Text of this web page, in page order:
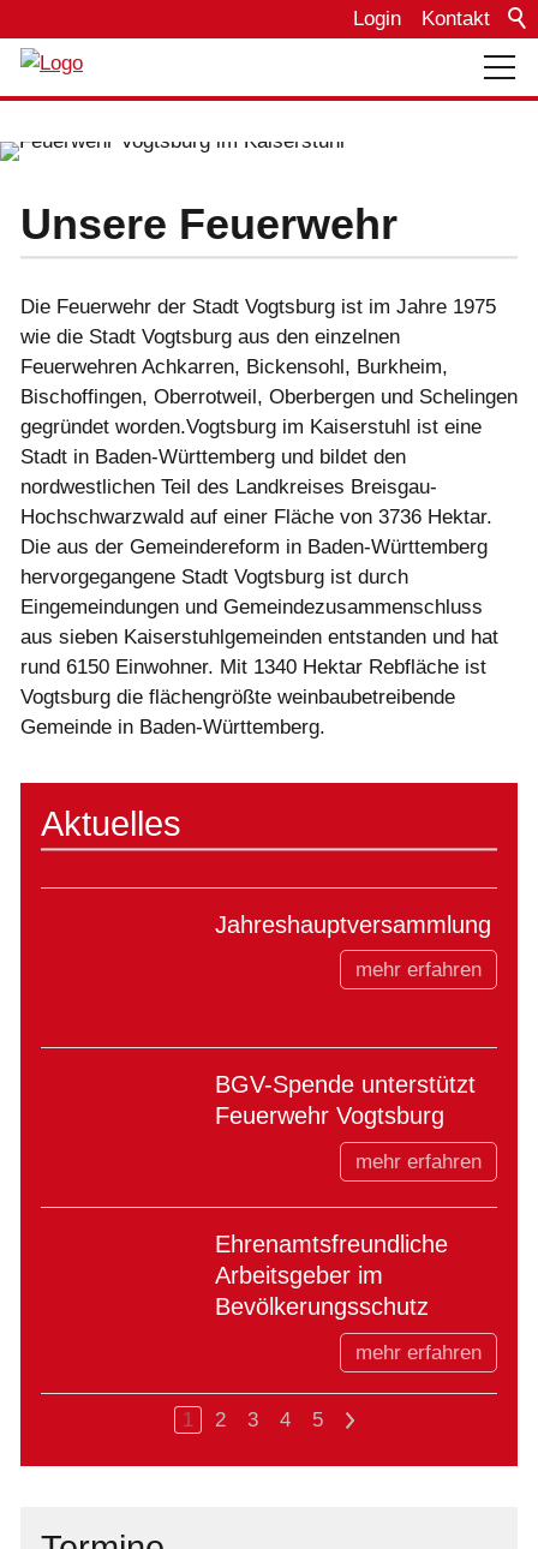
Kontakt
Login
Über uns
Bautagebuch
Einsätze
Termine
Fahrzeuge
Unsere Feuerwehr
Die Feuerwehr der Stadt Vogtsburg ist im Jahre 1975
wie die Stadt Vogtsburg aus den einzelnen
Feuerwehren Achkarren, Bickensohl, Burkheim,
Bischoffingen, Oberrotweil, Oberbergen und Schelingen
gegründet worden.Vogtsburg im Kaiserstuhl ist eine
Stadt in Baden-Württemberg und bildet den
nordwestlichen Teil des Landkreises Breisgau-
Hochschwarzwald auf einer Fläche von 3736 Hektar.
Die aus der Gemeindereform in Baden-Württemberg
hervorgegangene Stadt Vogtsburg ist durch
Eingemeindungen und Gemeindezusammenschluss
aus sieben Kaiserstuhlgemeinden entstanden und hat
rund 6150 Einwohner. Mit 1340 Hektar Rebfläche ist
Vogtsburg die flächengrößte weinbaubetreibende
Gemeinde in Baden-Württemberg.
Aktuelles
Jahreshauptversammlung
mehr erfahren
BGV-Spende unterstützt
Feuerwehr Vogtsburg
mehr erfahren
Ehrenamtsfreundliche
Arbeitsgeber im
Bevölkerungsschutz
mehr erfahren
1 2 3 4 5 >